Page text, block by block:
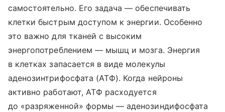
самостоятельно. Его задача — обеспечивать
клетки быстрым доступом к энергии. Особенно
это важно для тканей с высоким
энергопотреблением — мышц и мозга. Энергия
в клетках запасается в виде молекулы
аденозинтрифосфата (АТФ). Когда нейроны
активно работают, АТФ расходуется
до «разряженной» формы — аденозиндифосфата